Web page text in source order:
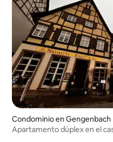
Condominio en Gengenbach
Apartamento dúplex en el